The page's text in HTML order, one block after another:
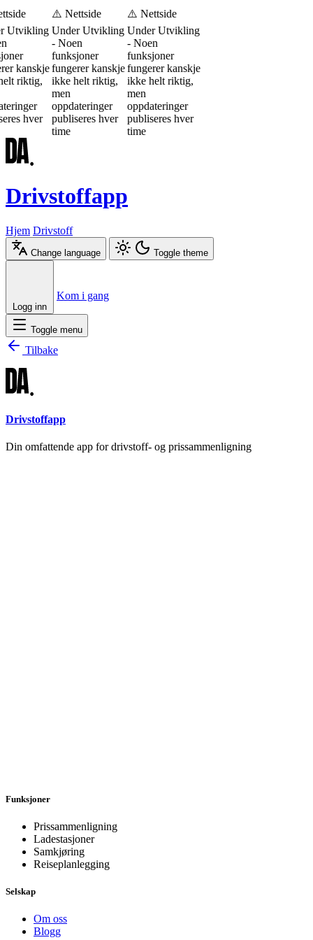
Utvikling
kanskje
riktig,
hver
⚠️ Nettside
Under Utvikling
- Noen
funksjoner
fungerer kanskje
ikke helt riktig,
men
oppdateringer
publiseres hver
time
⚠️ Nettside
Under Utvikling
- Noen
funksjoner
fungerer kanskje
ikke helt riktig,
men
oppdateringer
publiseres hver
time
Drivstoffapp
Hjem Drivstoff
Change language Toggle theme
Logg inn
Kom i gang
Toggle menu
Tilbake
Drivstoffapp
Din omfattende app for drivstoff- og prissammenligning
Funksjoner
Prissammenligning
Ladestasjoner
Samkjøring
Reiseplanlegging
Selskap
Om oss
Blogg